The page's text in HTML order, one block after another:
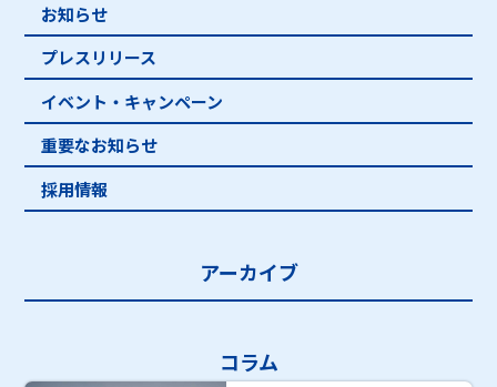
お知らせ
プレスリリース
イベント・キャンペーン
重要なお知らせ
採用情報
アーカイブ
コラム